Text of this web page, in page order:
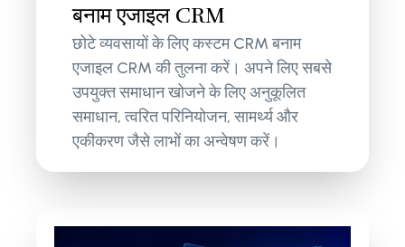
बनाम एजाइल CRM
छोटे व्यवसायों के लिए कस्टम CRM बनाम
एजाइल CRM की तुलना करें। अपने लिए सबसे
उपयुक्त समाधान खोजने के लिए अनुकूलित
समाधान, त्वरित परिनियोजन, सामर्थ्य और
एकीकरण जैसे लाभों का अन्वेषण करें।